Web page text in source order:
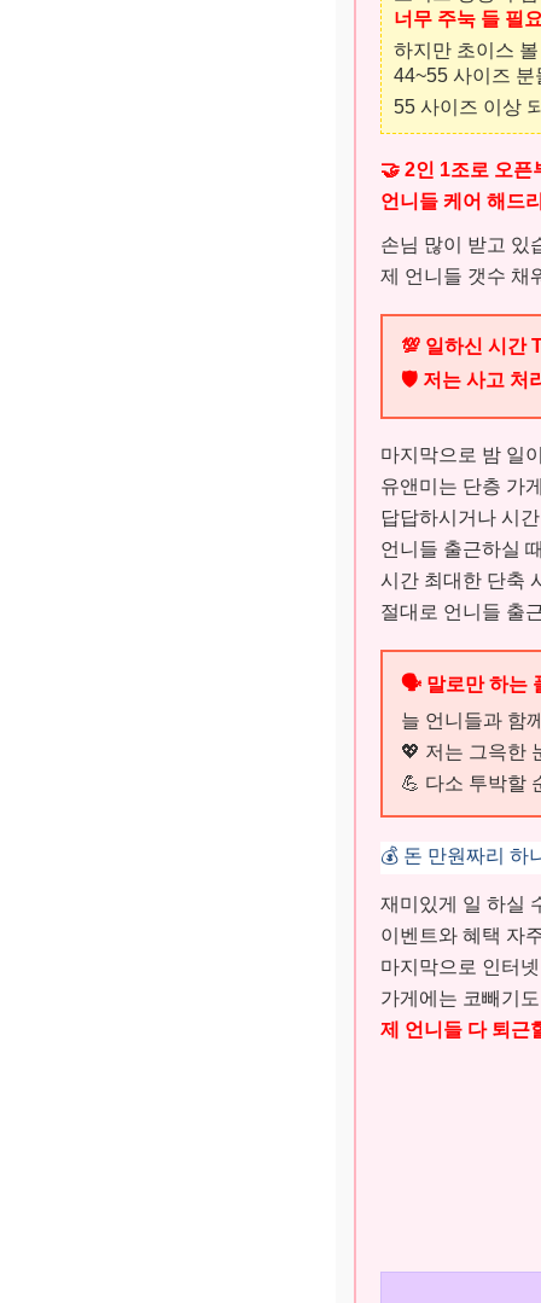
너무 주눅 들 필
하지만 초이스
44~55 사이즈 분
55 사이즈 이상
🤝 2인 1조로 오
언니들 케어 해드
손님 많이 받고 있
제 언니들 갯수 채
💯 일하신 시간
🛡️ 저는 사고 처
마지막으로 밤 일
유앤미는 단층 가
답답하시거나 시
언니들 출근하실
시간 최대한 단축
절대로 언니들 출
🗣️ 말로만 하는
늘 언니들과 함
💖 저는 그윽한
💪 다소 투박할
💰 돈 만원짜리 하
재미있게 일 하실
이벤트와 혜택 자
마지막으로 인터
가게에는 코빼기
제 언니들 다 퇴근